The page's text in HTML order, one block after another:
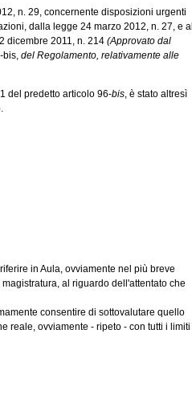
n. 29, concernente disposizioni urgenti
dalla legge 24 marzo 2012, n. 27, e al
dicembre 2011, n. 214 (Approvato dal
bis, del Regolamento, relativamente alle
del predetto articolo 96-bis, è stato altresì
in Aula, ovviamente nel più breve
al riguardo dell'attentato che
consentire di sottovalutare quello
reale, ovviamente - ripeto - con tutti i limiti